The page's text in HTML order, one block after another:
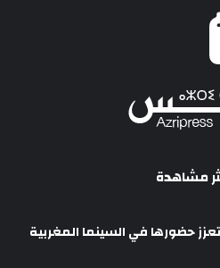
مشاهدة
حضورها في السينما المغربية